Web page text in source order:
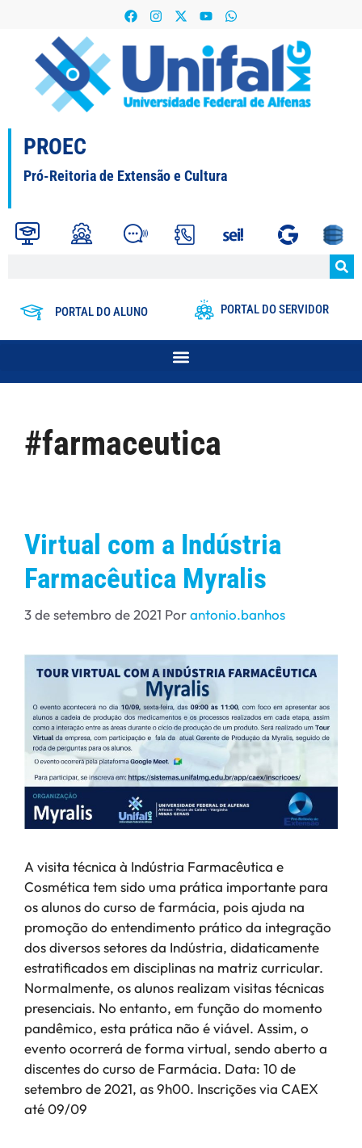
PROEC
Pró-Reitoria de Extensão e Cultura
PORTAL DO ALUNO PORTAL DO SERVIDOR
#farmaceutica
Virtual com a Indústria
Farmacêutica Myralis
3 de setembro de 2021 Porantonio.banhos
A visita técnica à Indústria Farmacêutica e
Cosmética tem sido uma prática importante para
os alunos do curso de farmácia, pois ajuda na
promoção do entendimento prático da integração
dos diversos setores da Indústria, didaticamente
estratificados em disciplinas na matriz curricular.
Normalmente, os alunos realizam visitas técnicas
presenciais. No entanto, em função do momento
pandêmico, esta prática não é viável. Assim, o
evento ocorrerá de forma virtual, sendo aberto a
discentes do curso de Farmácia. Data: 10 de
setembro de 2021, as 9h00. Inscrições via CAEX
até 09/09